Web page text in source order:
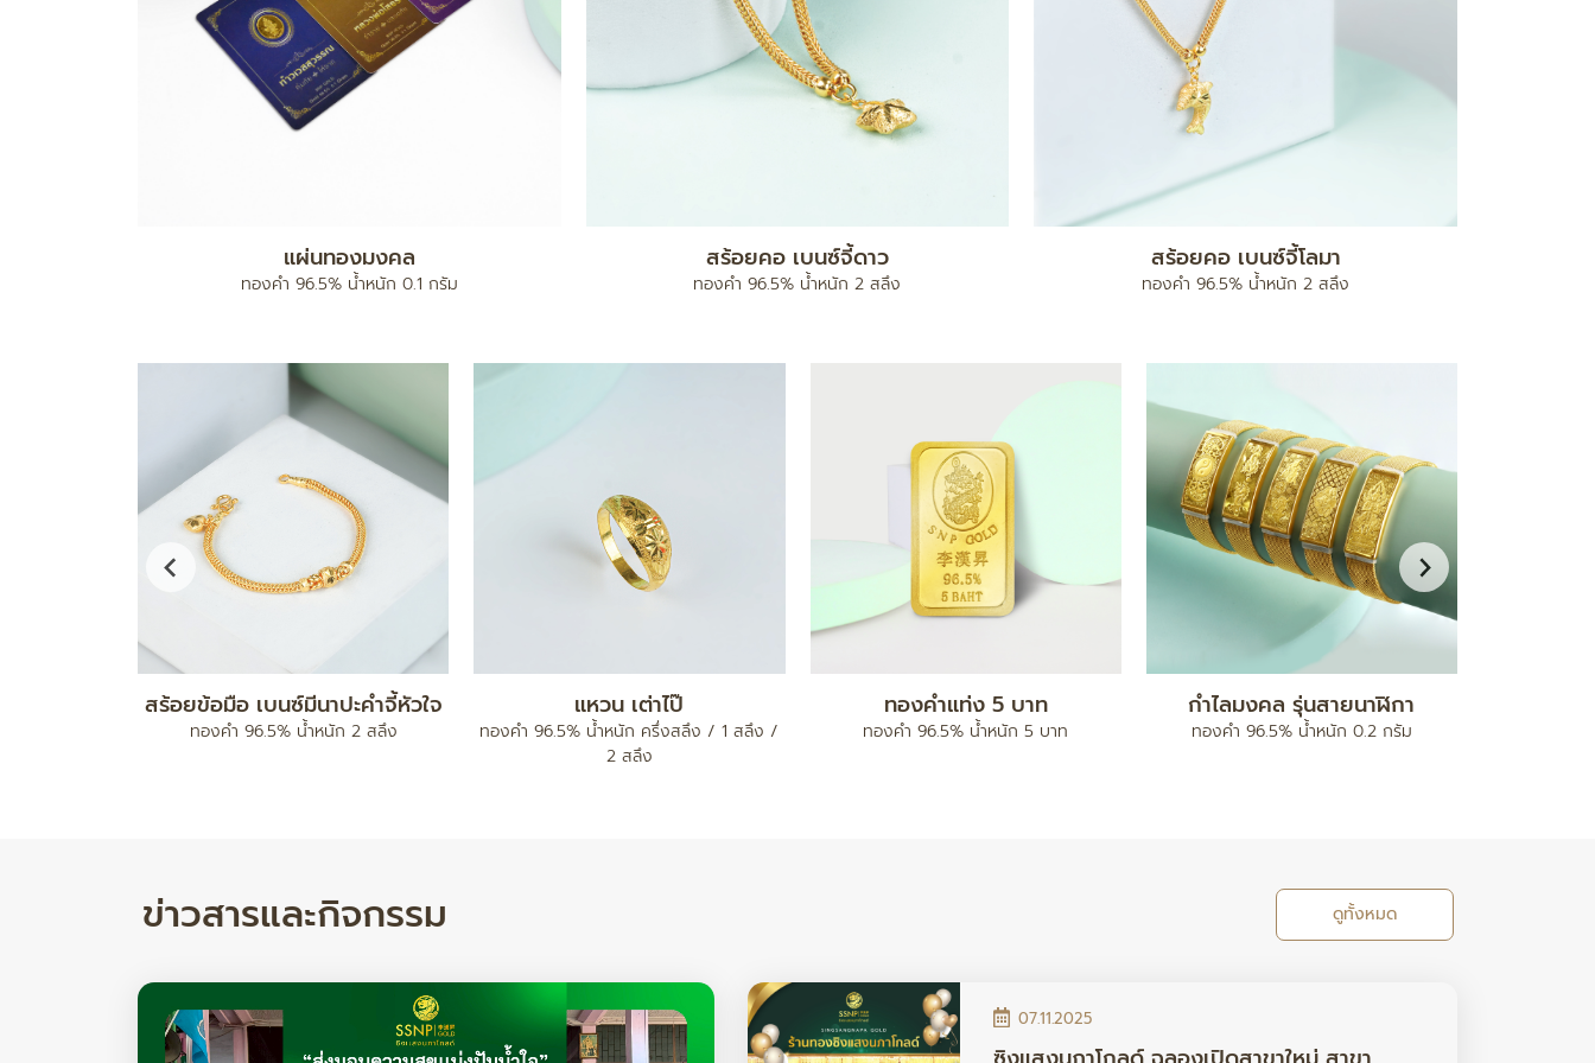
แผ่นทองมงคล
ทองคำ 96.5% น้ำหนัก 0.1 กรัม
สร้อยคอ เบนซ์จี้ดาว
ทองคำ 96.5% น้ำหนัก 2 สลึง
สร้อยคอ เบนซ์จี้โลมา
ทองคำ 96.5% น้ำหนัก 2 สลึง
ทองคำแท่ง 5 บาท
ทองคำ 96.5% น้ำหนัก 5 บาท
กำไลมงคล รุ่นสายนาฬิกา
ทองคำ 96.5% น้ำหนัก 0.2 กรัม
จี้ตัวอักษร A-Z
ทองคำ 96.5% น้ำหนัก ครึ่งสลึง/ 1 สลึง
กำไลข้อมือ
ทองคำ 80% ฝังเพชรแท้
ข้อมือปี่เซียะ ร้อยเม็ดบอล
ข่าวสารและกิจกรรม ดูทั้งหมด
07.11.2025